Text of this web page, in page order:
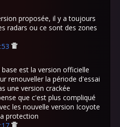
proposée, il y a toujours
radars ou ce sont des zones
est la version officielle
renouveller la période d'essai
une version crackée
que c'est plus compliqué
les nouvelle version Icoyote
protection